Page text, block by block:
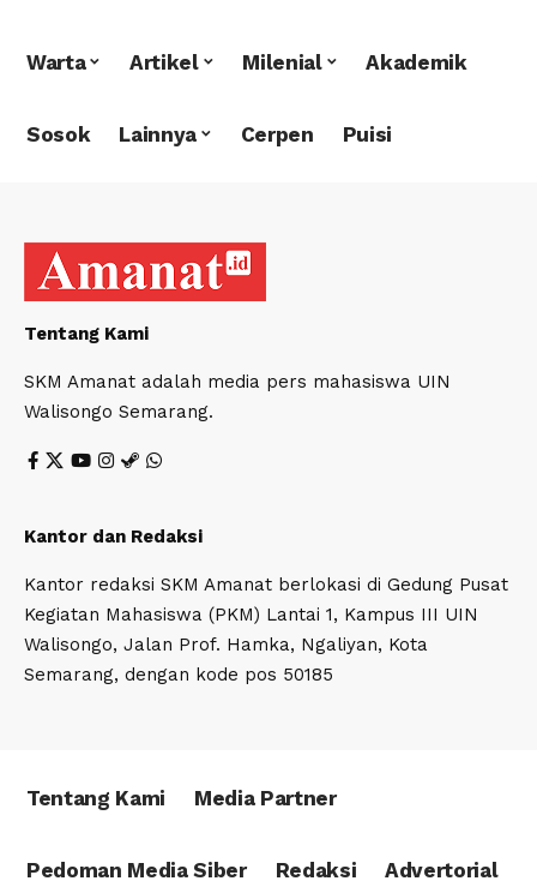
Warta Artikel Milenial Akademik
Sosok Lainnya Cerpen Puisi
Tentang Kami
SKM Amanat adalah media pers mahasiswa UIN
Walisongo Semarang.
Kantor dan Redaksi
Kantor redaksi SKM Amanat berlokasi di Gedung Pusat
Kegiatan Mahasiswa (PKM) Lantai 1, Kampus III UIN
Walisongo, Jalan Prof. Hamka, Ngaliyan, Kota
Semarang, dengan kode pos 50185
Tentang Kami Media Partner
Pedoman Media Siber Redaksi Advertorial